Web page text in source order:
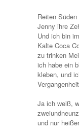
Reiten
Jenny ihre
Und ich bin
Kalte Coca
zu trinken
ich habe ein
kleben, und
Vergangenheit
Ja ich weiß,
und nur heißer